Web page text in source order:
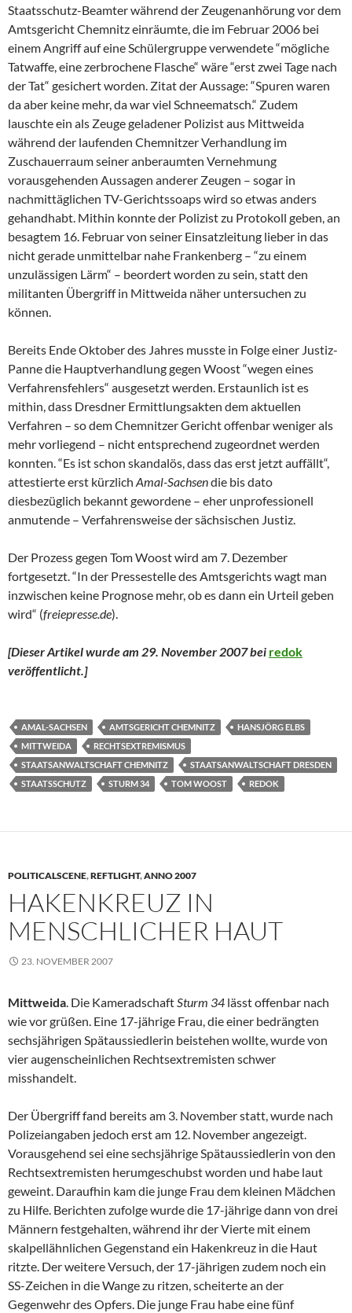
Staatsschutz-Beamter während der Zeugenanhörung vor dem
Amtsgericht Chemnitz einräumte, die im Februar 2006 bei
einem Angriff auf eine Schülergruppe verwendete “mögliche
Tatwaffe, eine zerbrochene Flasche“ wäre “erst zwei Tage nach
der Tat“ gesichert worden. Zitat der Aussage: “Spuren waren
da aber keine mehr, da war viel Schneematsch.“ Zudem
lauschte ein als Zeuge geladener Polizist aus Mittweida
während der laufenden Chemnitzer Verhandlung im
Zuschauerraum seiner anberaumten Vernehmung
vorausgehenden Aussagen anderer Zeugen – sogar in
nachmittäglichen TV-Gerichtssoaps wird so etwas anders
gehandhabt. Mithin konnte der Polizist zu Protokoll geben, an
besagtem 16. Februar von seiner Einsatzleitung lieber in das
nicht gerade unmittelbar nahe Frankenberg – “zu einem
unzulässigen Lärm“ – beordert worden zu sein, statt den
militanten Übergriff in Mittweida näher untersuchen zu
können.
Bereits Ende Oktober des Jahres musste in Folge einer Justiz-
Panne die Hauptverhandlung gegen Woost “wegen eines
Verfahrensfehlers“ ausgesetzt werden. Erstaunlich ist es
mithin, dass Dresdner Ermittlungsakten dem aktuellen
Verfahren – so dem Chemnitzer Gericht offenbar weniger als
mehr vorliegend – nicht entsprechend zugeordnet werden
konnten. “Es ist schon skandalös, dass das erst jetzt auffällt“,
attestierte erst kürzlich Amal-Sachsendie bis dato
diesbezüglich bekannt gewordene – eher unprofessionell
anmutende – Verfahrensweise der sächsischen Justiz.
Der Prozess gegen Tom Woost wird am 7. Dezember
fortgesetzt. “In der Pressestelle des Amtsgerichts wagt man
inzwischen keine Prognose mehr, ob es dann ein Urteil geben
wird“ (freiepresse.de).
[Dieser Artikel wurde am 29. November 2007 bei redok
veröffentlicht.]
AMAL-SACHSEN AMTSGERICHT CHEMNITZ
HANSJÖRG ELBS
MITTWEIDA
RECHTSEXTREMISMUS
STAATSANWALTSCHAFT CHEMNITZ
STAATSANWALTSCHAFT DRESDEN
STAATSSCHUTZ
STURM 34 TOM WOOST REDOK
POLITICALSCENE,REFTLIGHT,ANNO 2007
HAKENKREUZ IN
MENSCHLICHER HAUT
23. NOVEMBER 2007
Mittweida. Die KameradschaftSturm 34 lässt offenbar nach
wie vor grüßen. Eine 17-jährige Frau, die einer bedrängten
sechsjährigen Spätaussiedlerin beistehen wollte, wurde von
vier augenscheinlichen Rechtsextremisten schwer
misshandelt.
Der Übergriff fand bereits am 3. November statt, wurde nach
Polizeiangaben jedoch erst am 12. November angezeigt.
Vorausgehend sei eine sechsjährige Spätaussiedlerin von den
Rechtsextremisten herumgeschubst worden und habe laut
geweint. Daraufhin kam die junge Frau dem kleinen Mädchen
zu Hilfe. Berichten zufolge wurde die 17-jährige dann von drei
Männern festgehalten, während ihr der Vierte mit einem
skalpellähnlichen Gegenstand ein Hakenkreuz in die Haut
ritzte. Der weitere Versuch, der 17-jährigen zudem noch ein
SS-Zeichen in die Wange zu ritzen, scheiterte an der
Gegenwehr des Opfers. Die junge Frau habe eine fünf